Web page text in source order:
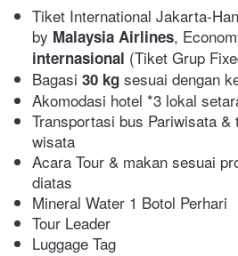
Tiket International Jakarta-
by Malaysia Airlines,
internasional (Tiket Grup
Bagasi 30 kg sesuai dengan
Akomodasi hotel *3 lokal
Transportasi bus Pariwisata
wisata
Acara Tour & makan sesuai
diatas
Mineral Water 1 Botol Perhari
Tour Leader
Luggage Tag